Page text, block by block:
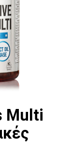
Multi